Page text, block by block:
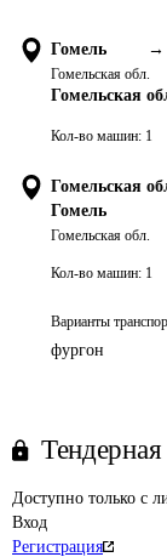
Гомель →
Гомельская обл.
Гомельская
Кол-во машин: 1
Гомельская
Гомель
Гомельская обл.
Кол-во машин: 1
Варианты
фургон
Доступно только с
Вход
Регистрация